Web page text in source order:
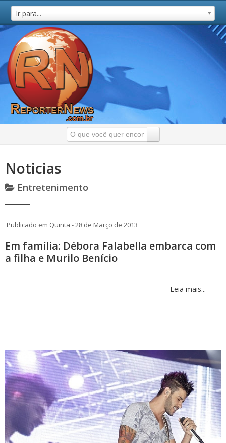
Ir para...
Noticias
Entretenimento
Publicado em Quinta - 28 de Março de 2013
Em família: Débora Falabella embarca com
a filha e Murilo Benício
Leia mais...